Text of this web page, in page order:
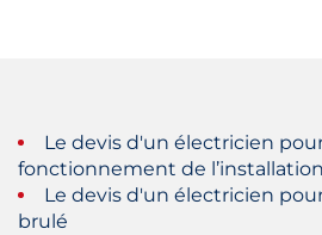
Le devis d'un électricien
fonctionnement de
Le devis d'un électricien
brulé